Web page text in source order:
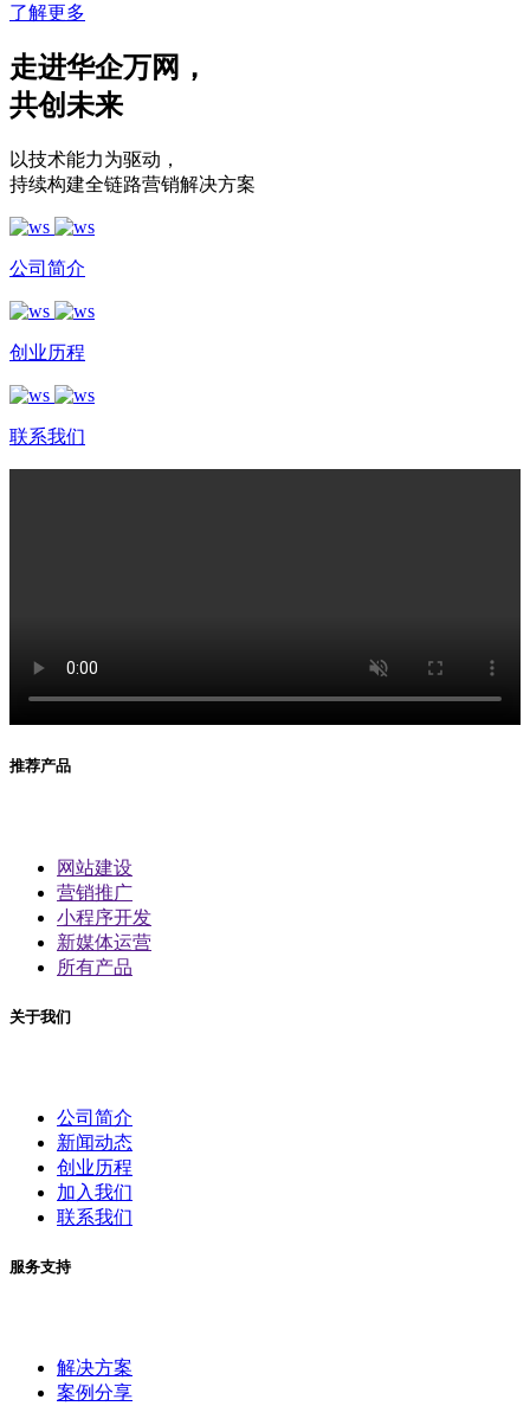
了解更多
走进华企万网 ，
共创未来
以技术能力为驱动 ，
持续构建全链路营销解决方案
公司简介
创业历程
联系我们
推荐产品
网站建设
营销推广
小程序开发
新媒体运营
所有产品
关于我们
公司简介
新闻动态
创业历程
加入我们
联系我们
服务支持
解决方案
案例分享